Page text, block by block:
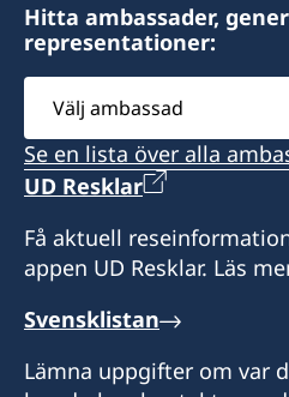
Honorärkonsulatet
och lämnar ut
Honorärkonsul
Milorad Stanić
Honorärkonsulatet
och lämnar ut
Konsulatet i Split är
augusti. Vänligen vänd
Rijeka eller Dubrovnik,
Zagreb.
Honorärkonsul
Mladen Drnasin
Expeditionstid:
tisdagar 10.00 - 12.00
Honorärkonsulatet
och lämnar ut
Honorärkonsul
Andela Matic
Hitta ambassader,
representationer:
Välj
ambassad
Se en lista över alla
UD Resklar
Få aktuell
appen UD Resklar. Läs
Svensklistan
Lämna uppgifter om var